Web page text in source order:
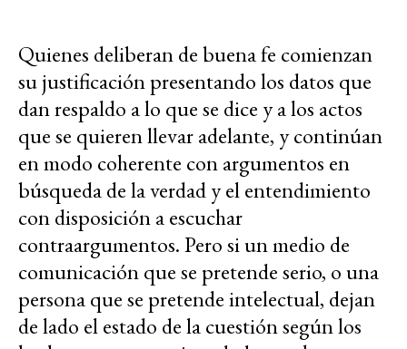
Quienes deliberan de buena fe comienzan
su justificación presentando los datos que
dan respaldo a lo que se dice y a los actos
que se quieren llevar adelante, y continúan
en modo coherente con argumentos en
búsqueda de la verdad y el entendimiento
con disposición a escuchar
contraargumentos. Pero si un medio de
comunicación que se pretende serio, o una
persona que se pretende intelectual, dejan
de lado el estado de la cuestión según los